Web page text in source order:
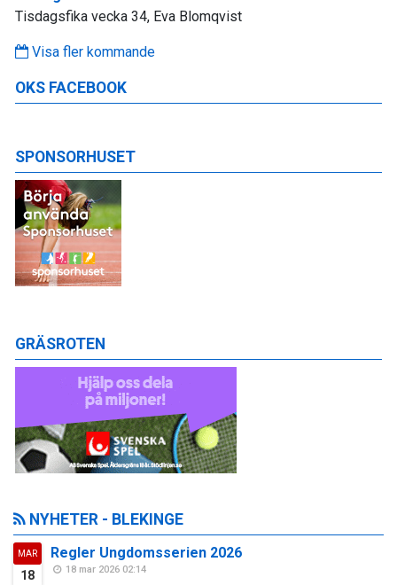
Tisdagsfika vecka 34, Eva Blomqvist
Visa fler kommande
OKS FACEBOOK
SPONSORHUSET
GRÄSROTEN
NYHETER - BLEKINGE
MAR
18
Regler Ungdomsserien 2026
18 mar 2026 02:14